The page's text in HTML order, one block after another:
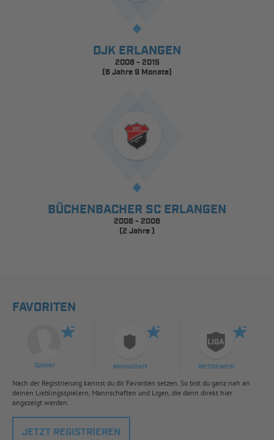
DJK ERLANGEN
2008 - 2015
(6 Jahre 9 Monate)
BÜCHENBACHER SC ERLANGEN
2006 - 2008
(2 Jahre )
FAVORITEN
Spieler Mannschaft Wettbewerb
Nach der Registrierung kannst du dir Favoriten setzen. So bist du ganz nah an
deinen Lieblingsspielern, Mannschaften und Ligen, die dann direkt hier
angezeigt werden.
JETZT REGISTRIEREN